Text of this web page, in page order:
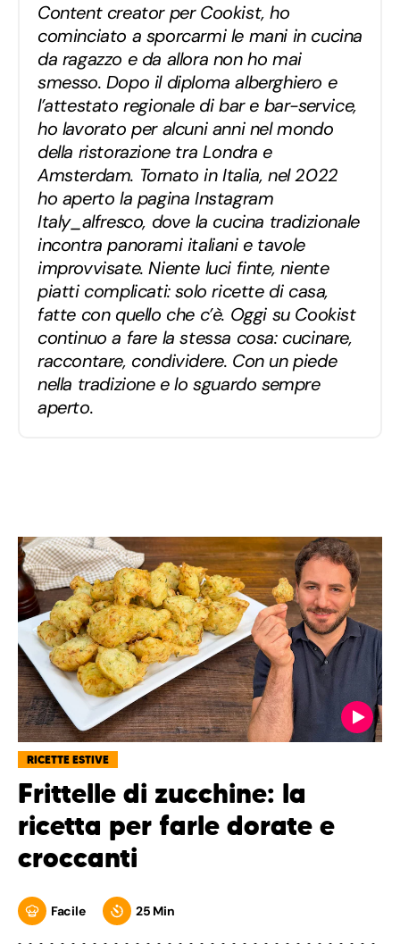
Content creator per Cookist, ho
cominciato a sporcarmi le mani in cucina
da ragazzo e da allora non ho mai
smesso. Dopo il diploma alberghiero e
l’attestato regionale di bar e bar-service,
ho lavorato per alcuni anni nel mondo
della ristorazione tra Londra e
Amsterdam. Tornato in Italia, nel 2022
ho aperto la pagina Instagram
Italy_alfresco, dove la cucina tradizionale
incontra panorami italiani e tavole
improvvisate. Niente luci finte, niente
piatti complicati: solo ricette di casa,
fatte con quello che c’è. Oggi su Cookist
continuo a fare la stessa cosa: cucinare,
raccontare, condividere. Con un piede
nella tradizione e lo sguardo sempre
aperto.
RICETTE ESTIVE
Frittelle di zucchine: la
ricetta per farle dorate e
croccanti
Facile 25 Min